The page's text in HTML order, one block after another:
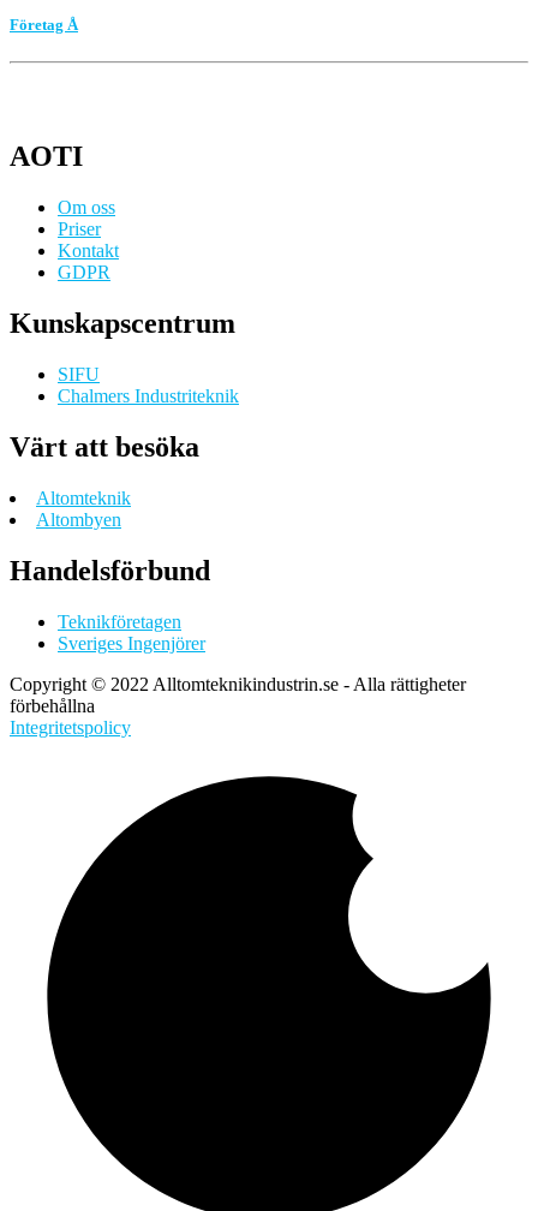
Företag Å
AOTI
Om oss
Priser
Kontakt
GDPR
Kunskapscentrum
SIFU
Chalmers Industriteknik
Värt att besöka
Altomteknik
Altombyen
Handelsförbund
Teknikföretagen
Sveriges Ingenjörer
Copyright © 2022 Alltomteknikindustrin.se - Alla rättigheter
förbehållna
Integritetspolicy